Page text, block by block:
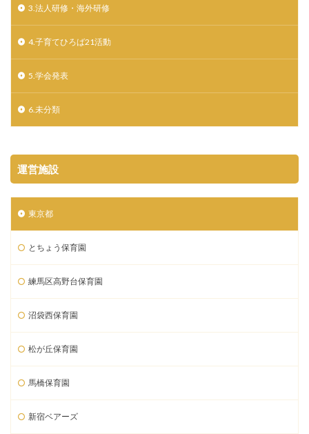
3.法人研修・海外研修
4.子育てひろば21活動
5.学会発表
6.未分類
運営施設
東京都
とちょう保育園
練馬区高野台保育園
沼袋西保育園
松が丘保育園
馬橋保育園
新宿ベアーズ